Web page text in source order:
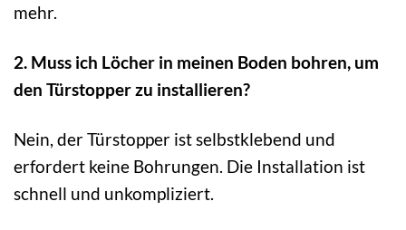
mehr.
2. Muss ich Löcher in meinen Boden bohren, um
den Türstopper zu installieren?
Nein, der Türstopper ist selbstklebend und
erfordert keine Bohrungen. Die Installation ist
schnell und unkompliziert.